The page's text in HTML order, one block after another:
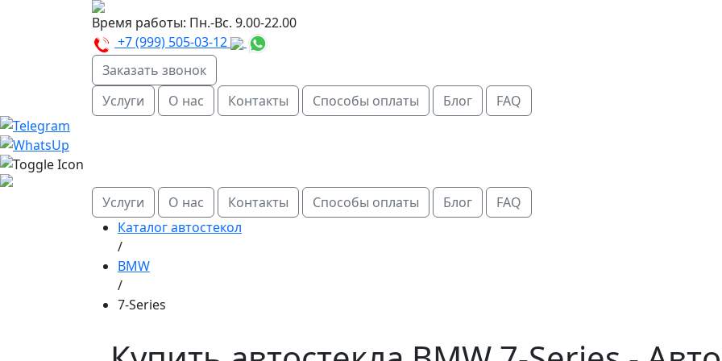
Время работы: Пн.-Вс. 9.00-22.00
+7 (999) 505-03-12
Заказать звонок
Услуги
О нас Контакты Способы оплаты Блог FAQ
Услуги О нас Контакты Способы оплаты Блог
FAQ
Каталог автостекол
/
BMW
/
7-Series